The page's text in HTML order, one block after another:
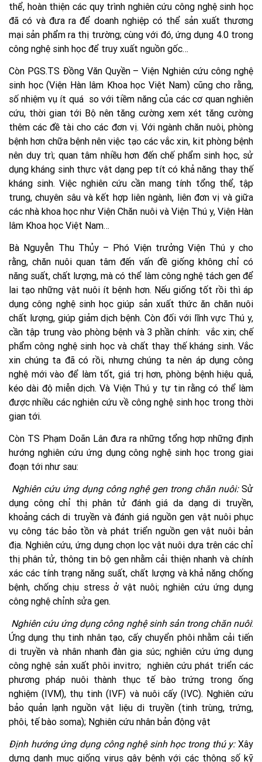
thể, hoàn thiện các quy trình nghiên cứu công nghệ sinh học
đã có và đưa ra để doanh nghiệp có thể sản xuất thương
mại sản phẩm ra thị trường; cùng với đó, ứng dụng 4.0 trong
công nghệ sinh học để truy xuất nguồn gốc…
Còn PGS.TS Đồng Văn Quyền – Viện Nghiên cứu công nghệ
sinh học (Viện Hàn lâm Khoa học Việt Nam) cũng cho rằng,
số nhiệm vụ ít quá so với tiềm năng của các cơ quan nghiên
cứu, thời gian tới Bộ nên tăng cường xem xét tăng cường
thêm các đề tài cho các đơn vị. Với ngành chăn nuôi, phòng
bệnh hơn chữa bệnh nên việc tạo các vắc xin, kit phòng bệnh
nên duy trì; quan tâm nhiều hơn đến chế phẩm sinh học, sử
dụng kháng sinh thực vật dạng pep tít có khả năng thay thế
kháng sinh. Việc nghiên cứu cần mang tính tổng thể, tập
trung, chuyên sâu và kết hợp liên ngành, liên đơn vị và giữa
các nhà khoa học như Viện Chăn nuôi và Viện Thú y, Viện Hàn
lâm Khoa học Việt Nam…
Bà Nguyễn Thu Thủy – Phó Viện trưởng Viện Thú y cho
rằng, chăn nuôi quan tâm đến vấn đề giống không chỉ có
năng suất, chất lượng, mà có thể làm công nghệ tách gen để
lai tạo những vật nuôi ít bệnh hơn. Nếu giống tốt rồi thì áp
dụng công nghệ sinh học giúp sản xuất thức ăn chăn nuôi
chất lượng, giúp giảm dịch bệnh. Còn đối với lĩnh vực Thú y,
cần tập trung vào phòng bệnh và 3 phần chính: vắc xin; chế
phẩm công nghệ sinh học và chất thay thế kháng sinh. Vắc
xin chúng ta đã có rồi, nhưng chúng ta nên áp dụng công
nghệ mới vào để làm tốt, giá trị hơn, phòng bệnh hiệu quả,
kéo dài độ miễn dịch. Và Viện Thú y tự tin rằng có thể làm
được nhiều các nghiên cứu về công nghệ sinh học trong thời
gian tới.
Còn TS Phạm Doãn Lân đưa ra những tổng hợp những định
hướng nghiên cứu ứng dụng công nghệ sinh học trong giai
đoạn tới như sau:
Nghiên cứu ứng dụng công nghệ gen trong chăn nuôi:Sử
dụng công chỉ thị phân tử đánh giá da dạng di truyền,
khoảng cách di truyền và đánh giá nguồn gen vật nuôi phục
vụ công tác bảo tồn và phát triển nguồn gen vật nuôi bản
địa. Nghiên cứu, ứng dụng chọn lọc vật nuôi dựa trên các chỉ
thị phân tử, thông tin bộ gen nhằm cải thiện nhanh và chính
xác các tính trạng năng suất, chất lượng và khả năng chống
bệnh, chống chịu stress ở vật nuôi; nghiên cứu ứng dụng
công nghệ chỉnh sửa gen.
Nghiên cứu ứng dụng công nghệ sinh sản trong chăn nuôi:
Ứng dụng thụ tinh nhân tạo, cấy chuyển phôi nhằm cải tiến
di truyền và nhân nhanh đàn gia súc; nghiên cứu ứng dụng
công nghệ sản xuất phôi invitro; nghiên cứu phát triển các
phương pháp nuôi thành thục tế bào trứng trong ống
nghiệm (IVM), thụ tinh (IVF) và nuôi cấy (IVC). Nghiên cứu
bảo quản lạnh nguồn vật liệu di truyền (tinh trùng, trứng,
phôi, tế bào soma); Nghiên cứu nhân bản động vật
Định hướng ứng dụng công nghệ sinh học trong thú y:Xây
dựng danh mục giống virus gây bệnh với các thông số kỹ